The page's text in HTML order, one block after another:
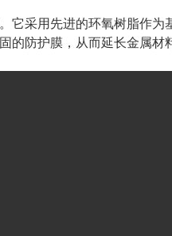
它采用先进的环氧树脂作
的防护膜，从而延长金属材